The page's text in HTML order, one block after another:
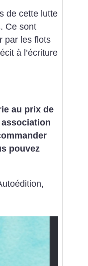
de cette lutte
Ce sont
par les flots
à l’écriture
au prix de
pouvez